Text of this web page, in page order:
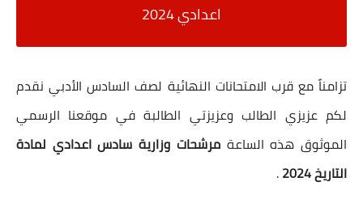
اعدادي 2024
تزامناً مع قرب الامتحانات النهائية لصف السادس الأدبي نقدم
لكم عزيزي الطالب وعزيزتي الطالبة في موقعنا الرسمي
الموثوق هذه الساعةمرشحات وزارية سادس اعدادي لمادة
التاريخ 2024
.